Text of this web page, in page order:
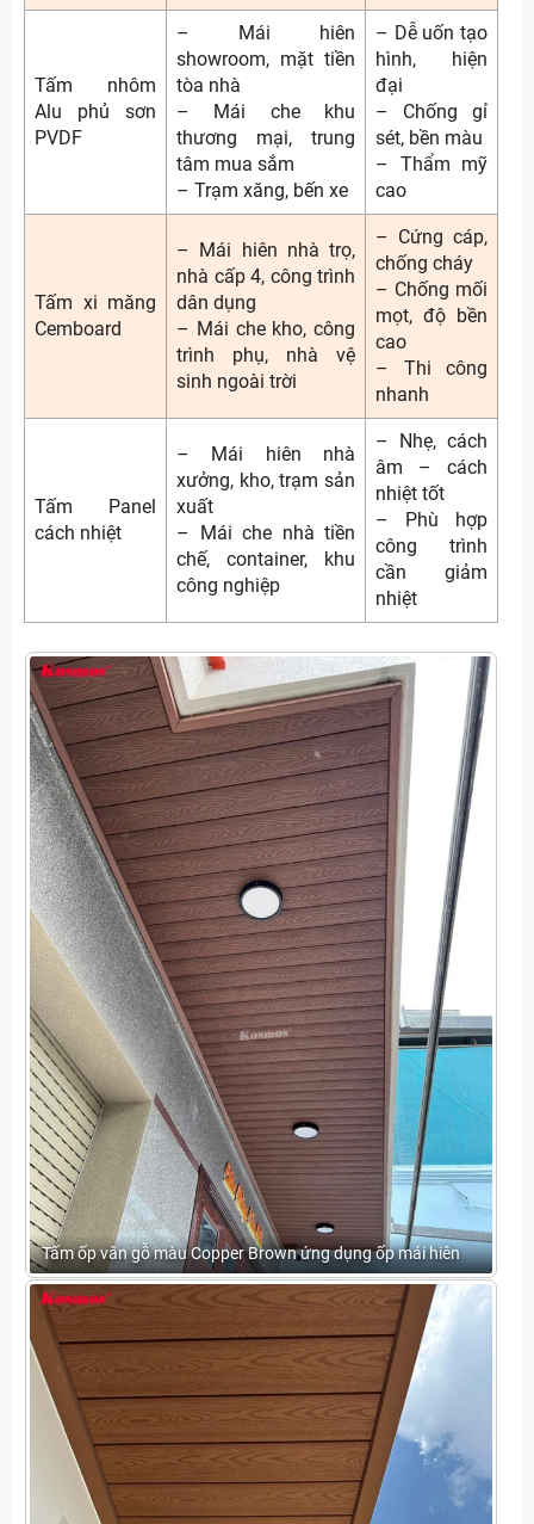
Tấm nhôm
Alu phủ sơn
PVDF
– Mái hiên
showroom, mặt tiền
tòa nhà
– Mái che khu
thương mại, trung
tâm mua sắm
– Trạm xăng, bến xe
– Dễ uốn tạo
hình, hiện
đại
– Chống gỉ
sét, bền màu
– Thẩm mỹ
cao
Tấm xi măng
Cemboard
– Mái hiên nhà trọ,
nhà cấp 4, công trình
dân dụng
– Mái che kho, công
trình phụ, nhà vệ
sinh ngoài trời
– Cứng cáp,
chống cháy
– Chống mối
mọt, độ bền
cao
– Thi công
nhanh
Tấm Panel
cách nhiệt
– Mái hiên nhà
xưởng, kho, trạm sản
xuất
– Mái che nhà tiền
chế, container, khu
công nghiệp
– Nhẹ, cách
âm – cách
nhiệt tốt
– Phù hợp
công trình
cần giảm
nhiệt
Tấm ốp vân gỗ màu Copper Brown ứng dụng ốp mái hiên